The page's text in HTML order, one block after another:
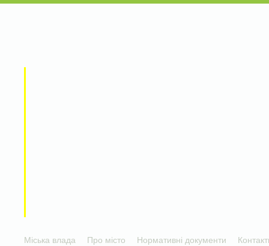
Міська влада Про місто Нормативні документи